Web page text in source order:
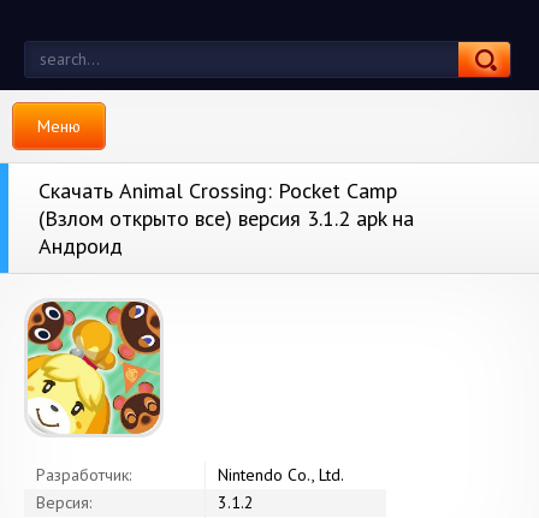
Меню
Скачать Animal Crossing: Pocket Camp
(Взлом открыто все) версия 3.1.2 apk на
Андроид
Разработчик:
Nintendo Co., Ltd.
Версия:
3.1.2